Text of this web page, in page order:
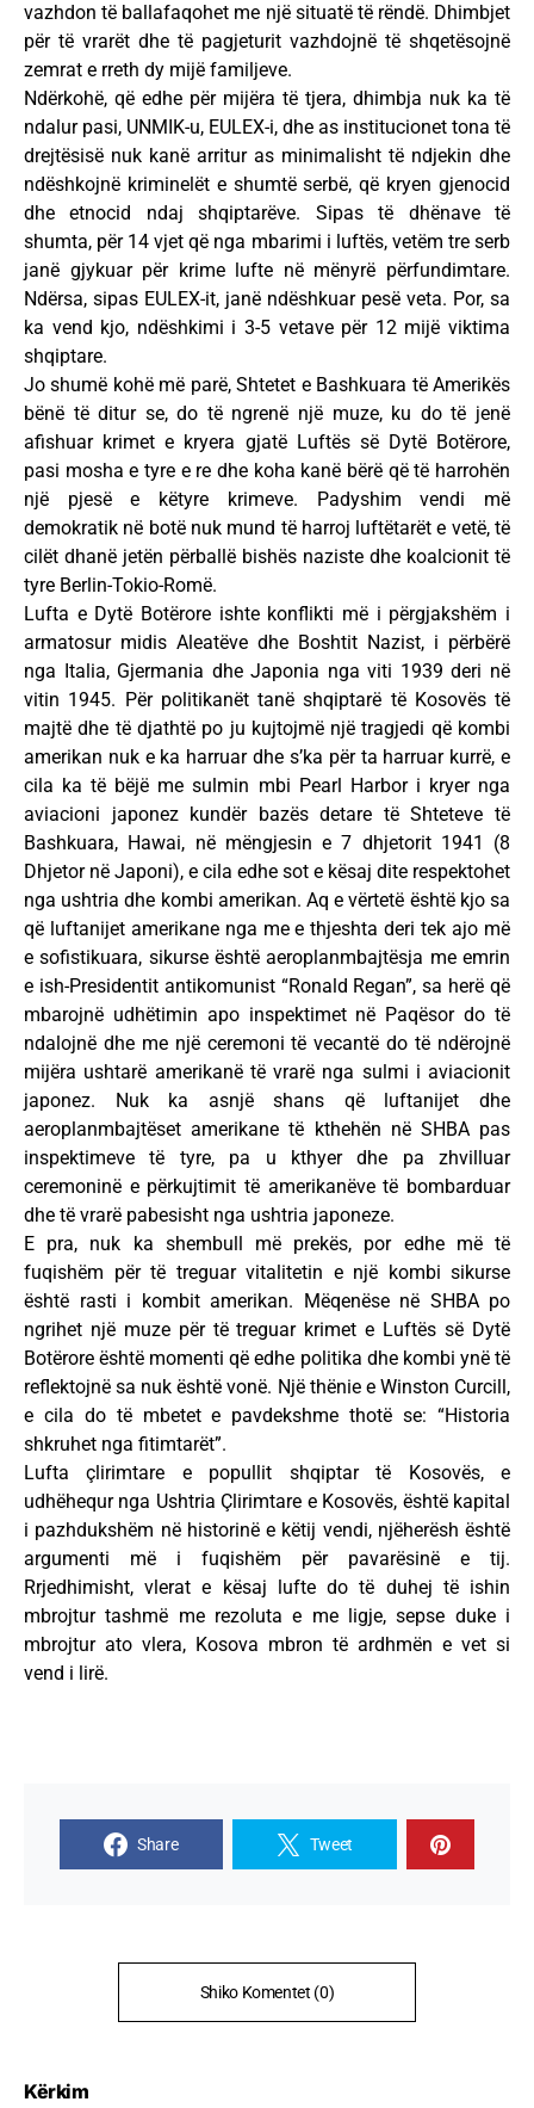
vazhdon të ballafaqohet me një situatë të rëndë. Dhimbjet
për të vrarët dhe të pagjeturit vazhdojnë të shqetësojnë
zemrat e rreth dy mijë familjeve.
Ndërkohë, që edhe për mijëra të tjera, dhimbja nuk ka të
ndalur pasi, UNMIK-u, EULEX-i, dhe as institucionet tona të
drejtësisë nuk kanë arritur as minimalisht të ndjekin dhe
ndëshkojnë kriminelët e shumtë serbë, që kryen gjenocid
dhe etnocid ndaj shqiptarëve. Sipas të dhënave të
shumta, për 14 vjet që nga mbarimi i luftës, vetëm tre serb
janë gjykuar për krime lufte në mënyrë përfundimtare.
Ndërsa, sipas EULEX-it, janë ndëshkuar pesë veta. Por, sa
ka vend kjo, ndëshkimi i 3-5 vetave për 12 mijë viktima
shqiptare.
Jo shumë kohë më parë, Shtetet e Bashkuara të Amerikës
bënë të ditur se, do të ngrenë një muze, ku do të jenë
afishuar krimet e kryera gjatë Luftës së Dytë Botërore,
pasi mosha e tyre e re dhe koha kanë bërë që të harrohën
një pjesë e këtyre krimeve. Padyshim vendi më
demokratik në botë nuk mund të harroj luftëtarët e vetë, të
cilët dhanë jetën përballë bishës naziste dhe koalcionit të
tyre Berlin-Tokio-Romë.
Lufta e Dytë Botërore ishte konflikti më i përgjakshëm i
armatosur midis Aleatëve dhe Boshtit Nazist, i përbërë
nga Italia, Gjermania dhe Japonia nga viti 1939 deri në
vitin 1945. Për politikanët tanë shqiptarë të Kosovës të
majtë dhe të djathtë po ju kujtojmë një tragjedi që kombi
amerikan nuk e ka harruar dhe s’ka për ta harruar kurrë, e
cila ka të bëjë me sulmin mbi Pearl Harbor i kryer nga
aviacioni japonez kundër bazës detare të Shteteve të
Bashkuara, Hawai, në mëngjesin e 7 dhjetorit 1941 (8
Dhjetor në Japoni), e cila edhe sot e kësaj dite respektohet
nga ushtria dhe kombi amerikan. Aq e vërtetë është kjo sa
që luftanijet amerikane nga me e thjeshta deri tek ajo më
e sofistikuara, sikurse është aeroplanmbajtësja me emrin
e ish-Presidentit antikomunist “Ronald Regan”, sa herë që
mbarojnë udhëtimin apo inspektimet në Paqësor do të
ndalojnë dhe me një ceremoni të vecantë do të ndërojnë
mijëra ushtarë amerikanë të vrarë nga sulmi i aviacionit
japonez. Nuk ka asnjë shans që luftanijet dhe
aeroplanmbajtëset amerikane të kthehën në SHBA pas
inspektimeve të tyre, pa u kthyer dhe pa zhvilluar
ceremoninë e përkujtimit të amerikanëve të bombarduar
dhe të vrarë pabesisht nga ushtria japoneze.
E pra, nuk ka shembull më prekës, por edhe më të
fuqishëm për të treguar vitalitetin e një kombi sikurse
është rasti i kombit amerikan. Mëqenëse në SHBA po
ngrihet një muze për të treguar krimet e Luftës së Dytë
Botërore është momenti që edhe politika dhe kombi ynë të
reflektojnë sa nuk është vonë. Një thënie e Winston Curcill,
e cila do të mbetet e pavdekshme thotë se: “Historia
shkruhet nga fitimtarët”.
Lufta çlirimtare e popullit shqiptar të Kosovës, e
udhëhequr nga Ushtria Çlirimtare e Kosovës, është kapital
i pazhdukshëm në historinë e këtij vendi, njëherësh është
argumenti më i fuqishëm për pavarësinë e tij.
Rrjedhimisht, vlerat e kësaj lufte do të duhej të ishin
mbrojtur tashmë me rezoluta e me ligje, sepse duke i
mbrojtur ato vlera, Kosova mbron të ardhmën e vet si
vend i lirë.
Share Tweet
Shiko Komentet (0)
Kërkim